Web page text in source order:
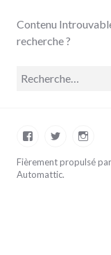
Contenu
recherche ?
Recherche
FacebookTwitter
Fièrement propulsé
Automattic.